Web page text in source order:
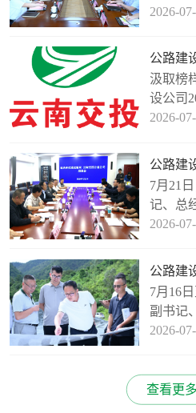
委副书
各自企
业务布...
2026-
汲取榜
设公司
起来看
党员陈
团...
2026-
7月21
记、总
自治州
座谈会
到访表
2026-
7月16
副书记
511玉
2026-
查看更